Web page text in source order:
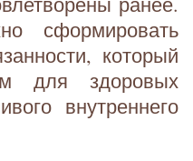
сформировать
который
для здоровых
внутреннего